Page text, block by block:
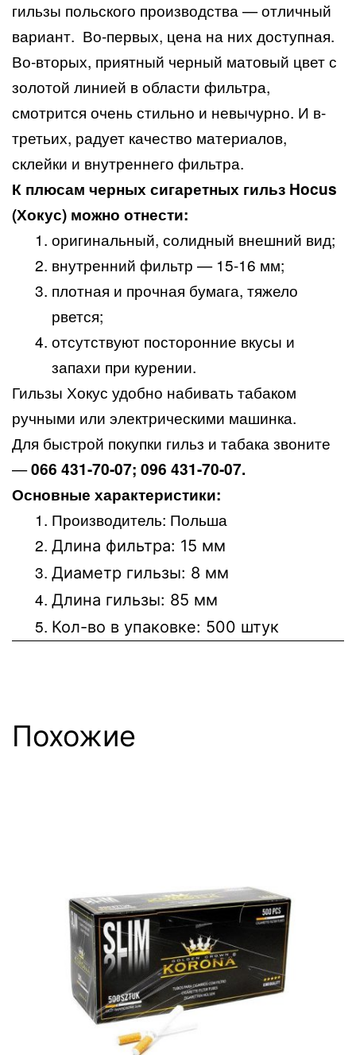
гильзы польского производства — отличный
вариант. Во-первых, цена на них доступная.
Во-вторых, приятный черный матовый цвет с
золотой линией в области фильтра,
смотрится очень стильно и невычурно. И в-
третьих, радует качество материалов,
склейки и внутреннего фильтра.
К плюсам черных сигаретных гильз Hocus
(Хокус) можно отнести:
оригинальный, солидный внешний вид;
внутренний фильтр — 15-16 мм;
плотная и прочная бумага, тяжело
рвется;
отсутствуют посторонние вкусы и
запахи при курении.
Гильзы Хокус удобно набивать табаком
ручными или электрическими машинка.
Для быстрой покупки гильз и табака звоните
—066 431-70-07; 096 431-70-07.
Основные характеристики:
Производитель: Польша
Длина фильтра: 15 мм
Диаметр гильзы: 8 мм
Длина гильзы: 85 мм
Кол-во в упаковке: 500 штук
Похожие